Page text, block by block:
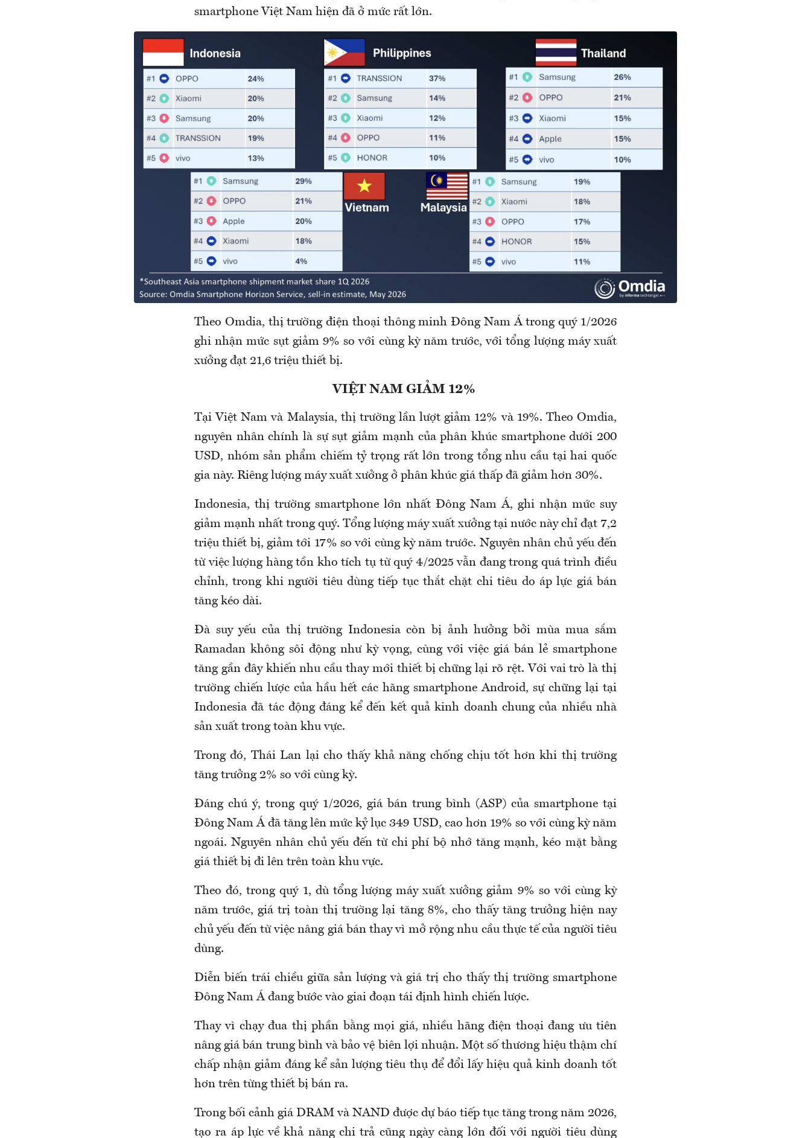
smartphone Việt Nam hiện đã ở mức rất lớn.
Theo Omdia, thị trường điện thoại thông minh Đông Nam Á trong quý 1/2026
ghi nhận mức sụt giảm 9% so với cùng kỳ năm trước, với tổng lượng máy xuất
xưởng đạt 21,6 triệu thiết bị.
VIỆT NAM GIẢM 12%
Tại Việt Nam và Malaysia, thị trường lần lượt giảm 12% và 19%. Theo Omdia,
nguyên nhân chính là sự sụt giảm mạnh của phân khúc smartphone dưới 200
USD, nhóm sản phẩm chiếm tỷ trọng rất lớn trong tổng nhu cầu tại hai quốc
gia này. Riêng lượng máy xuất xưởng ở phân khúc giá thấp đã giảm hơn 30%.
Indonesia, thị trường smartphone lớn nhất Đông Nam Á, ghi nhận mức suy
giảm mạnh nhất trong quý. Tổng lượng máy xuất xưởng tại nước này chỉ đạt 7,2
triệu thiết bị, giảm tới 17% so với cùng kỳ năm trước. Nguyên nhân chủ yếu đến
từ việc lượng hàng tồn kho tích tụ từ quý 4/2025 vẫn đang trong quá trình điều
chỉnh, trong khi người tiêu dùng tiếp tục thắt chặt chi tiêu do áp lực giá bán
tăng kéo dài.
Đà suy yếu của thị trường Indonesia còn bị ảnh hưởng bởi mùa mua sắm
Ramadan không sôi động như kỳ vọng, cùng với việc giá bán lẻ smartphone
tăng gần đây khiến nhu cầu thay mới thiết bị chững lại rõ rệt. Với vai trò là thị
trường chiến lược của hầu hết các hãng smartphone Android, sự chững lại tại
Indonesia đã tác động đáng kể đến kết quả kinh doanh chung của nhiều nhà
sản xuất trong toàn khu vực.
Trong đó, Thái Lan lại cho thấy khả năng chống chịu tốt hơn khi thị trường
tăng trưởng 2% so với cùng kỳ.
Đáng chú ý, trong quý 1/2026, giá bán trung bình (ASP) của smartphone tại
Đông Nam Á đã tăng lên mức kỷ lục 349 USD, cao hơn 19% so với cùng kỳ năm
ngoái. Nguyên nhân chủ yếu đến từ chi phí bộ nhớ tăng mạnh, kéo mặt bằng
giá thiết bị đi lên trên toàn khu vực.
Theo đó, trong quý 1, dù tổng lượng máy xuất xưởng giảm 9% so với cùng kỳ
năm trước, giá trị toàn thị trường lại tăng 8%, cho thấy tăng trưởng hiện nay
chủ yếu đến từ việc nâng giá bán thay vì mở rộng nhu cầu thực tế của người tiêu
dùng.
Diễn biến trái chiều giữa sản lượng và giá trị cho thấy thị trường smartphone
Đông Nam Á đang bước vào giai đoạn tái định hình chiến lược.
Thay vì chạy đua thị phần bằng mọi giá, nhiều hãng điện thoại đang ưu tiên
nâng giá bán trung bình và bảo vệ biên lợi nhuận. Một số thương hiệu thậm chí
chấp nhận giảm đáng kể sản lượng tiêu thụ để đổi lấy hiệu quả kinh doanh tốt
hơn trên từng thiết bị bán ra.
Trong bối cảnh giá DRAM và NAND được dự báo tiếp tục tăng trong năm 2026,
tạo ra áp lực về khả năng chi trả cũng ngày càng lớn đối với người tiêu dùng